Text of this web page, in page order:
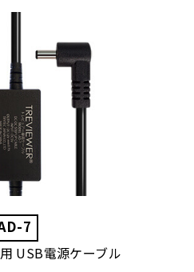
7
USB電源ケーブル